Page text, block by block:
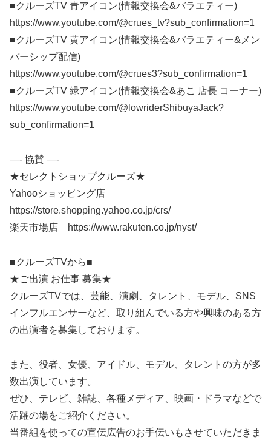
■クルーズTV 青アイコン(情報交換会&バラエティー)
https://www.youtube.com/@crues_tv?sub_confirmation=1
■クルーズTV 黄アイコン(情報交換会&バラエティー&メン
バーシップ配信)
https://www.youtube.com/@crues3?sub_confirmation=1
■クルーズTV 緑アイコン(情報交換会&あこ 店長 コーナー)
https://www.youtube.com/@lowriderShibuyaJack?
sub_confirmation=1
—- 協賛 —-
★セレクトショップクルーズ★
Yahooショッピング店
https://store.shopping.yahoo.co.jp/crs/
楽天市場店 https://www.rakuten.co.jp/nyst/
■クルーズTVから■
★ご出演 お仕事 募集★
クルーズTVでは、芸能、演劇、タレント、モデル、SNS
インフルエンサーなど、取り組んでいる方や興味のある方
の出演者を募集しております。
また、役者、女優、アイドル、モデル、タレントの方が多
数出演しています。
ぜひ、テレビ、雑誌、各種メディア、映画・ドラマなどで
活躍の場をご紹介ください。
当番組を使っての宣伝広告のお手伝いもさせていただきま